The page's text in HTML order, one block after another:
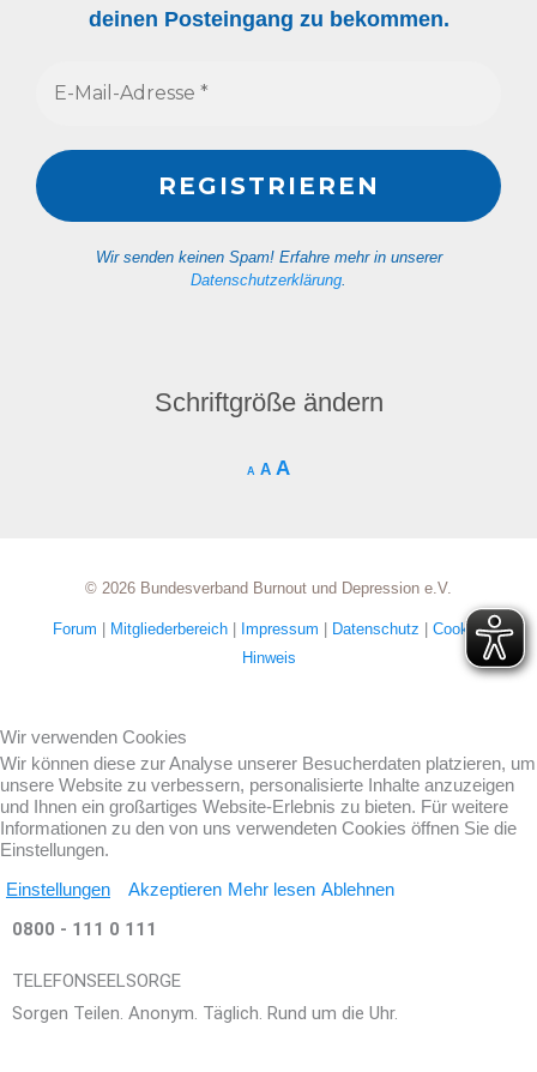
deinen Posteingang zu bekommen.
Wir senden keinen Spam! Erfahre mehr in unserer
Datenschutzerklärung
Schriftgröße ändern
A A A
© 2026 Bundesverband Burnout und Depression e.V.
Forum | Mitgliederbereich | Impressum | Datenschutz | Cookie-
Hinweis
Wir verwenden Cookies
Wir können diese zur Analyse unserer Besucherdaten platzieren, um
unsere Website zu verbessern, personalisierte Inhalte anzuzeigen
und Ihnen ein großartiges Website-Erlebnis zu bieten. Für weitere
Informationen zu den von uns verwendeten Cookies öffnen Sie die
Einstellungen.
Einstellungen Akzeptieren Mehr lesen Ablehnen
0800 - 111 0 111
TELEFONSEELSORGE
Sorgen Teilen. Anonym. Täglich. Rund um die Uhr.